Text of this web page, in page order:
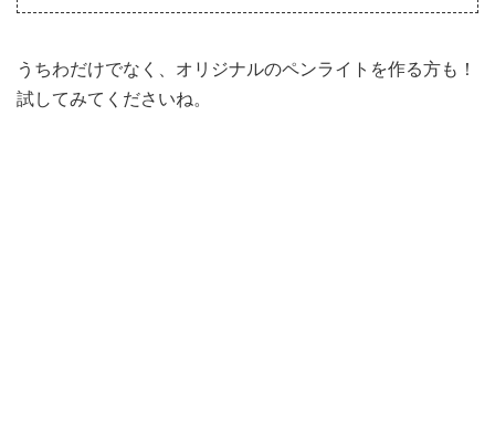
うちわだけでなく、オリジナルのペンライトを作る方も！
試してみてくださいね。